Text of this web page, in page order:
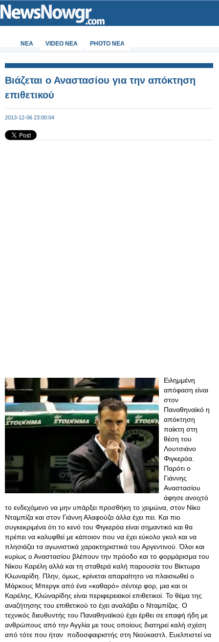
ΝΕΑ VIDEO NEA PHOTO NEA
Βιάζεται ο Αναστασίου για την απόκτηση
επιθετικού
2013-12-06 23:00:04
Ειλημμένη
απόφαση είναι
στον
Παναθηναϊκό η
απόκτηση
παίκτη στη
θέση του
Λουτσιάνο
Φιγκερόα.
Παρότι ο
Γιάννης
Αναστασίου
άφησε ανοιχτό
το ενδεχόμενο να μην υπάρξει προσθήκη το χειμώνα, στον Νίκο
Νταμπίζα και στον Γιάννη Αλαφούζο άλλα έχει πει. Και πιο
συγκεκριμένα ότι το κενό του Φιγκερόα είναι σημαντικό και θα
πρέπει να καλυφθεί με κάποιον που να έχει εύκολο γκολ και να
πλησιάζει τα αγωνιστικά χαρακτηριστικά του Αργεντινού. Όλοι και
κυρίως ο Αναστασίου βλέπουν την πρόοδο και το φορμάρισμα του
Νίκου Καρέλη αλλά και τη σταθερά καλή παρουσία του Βίκτωρα
Κλωναρίδη. Πλην, όμως, κρίνεται απαραίτητο να πλαισιωθεί ο
Μάρκους Μπεργκ από ένα «καθαρό» σέντερ φορ, μια και οι
Καρέλης, Κλώναρίδης είναι περιφερειακοί επιθετικοί. Το θέμα της
αναζήτησης του επιθετικού το έχει αναλάβει ο Νταμπίζας. Ο
τεχνικός διευθυντής του Παναθηναϊκού έχει έρθει σε επαφή ήδη με
ανθρώπους από την Αγγλία με τους οποίους διατηρεί καλή σχέση
από τότε που ήταν ποδοσφαιριστής στη Νιούκαστλ. Ευελπιστεί να